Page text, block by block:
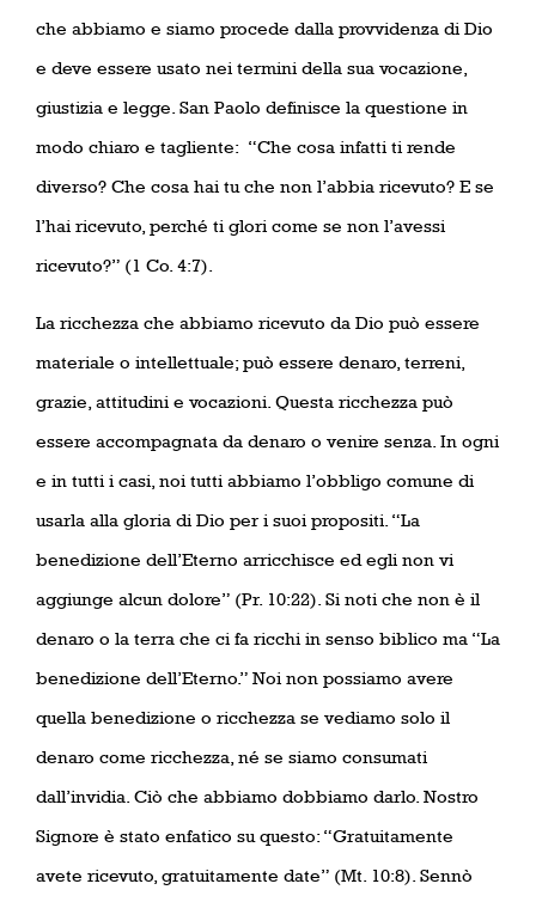
che abbiamo e siamo procede dalla provvidenza di Dio
e deve essere usato nei termini della sua vocazione,
giustizia e legge. San Paolo definisce la questione in
modo chiaro e tagliente: “Che cosa infatti ti rende
diverso? Che cosa hai tu che non l’abbia ricevuto? E se
l’hai ricevuto, perché ti glori come se non l’avessi
ricevuto?” (1 Co. 4:7).
La ricchezza che abbiamo ricevuto da Dio può essere
materiale o intellettuale; può essere denaro, terreni,
grazie, attitudini e vocazioni. Questa ricchezza può
essere accompagnata da denaro o venire senza. In ogni
e in tutti i casi, noi tutti abbiamo l’obbligo comune di
usarla alla gloria di Dio per i suoi propositi. “La
benedizione dell’Eterno arricchisce ed egli non vi
aggiunge alcun dolore” (Pr. 10:22). Si noti che non è il
denaro o la terra che ci fa ricchi in senso biblico ma “La
benedizione dell’Eterno.” Noi non possiamo avere
quella benedizione o ricchezza se vediamo solo il
denaro come ricchezza, né se siamo consumati
dall’invidia. Ciò che abbiamo dobbiamo darlo. Nostro
Signore è stato enfatico su questo: “Gratuitamente
avete ricevuto, gratuitamente date” (Mt. 10:8). Sennò